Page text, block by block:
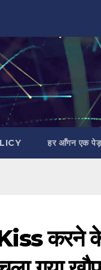
हर आँगन एक
करने के